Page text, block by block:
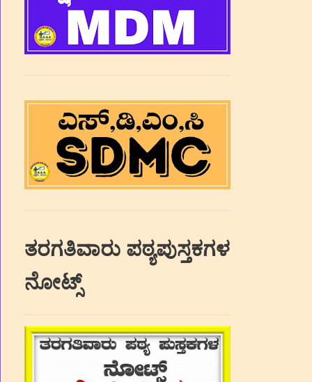
ತರಗತಿವಾರು ಪಠ್ಯಪುಸ್ತಕಗಳ
ನೋಟ್ಸ್